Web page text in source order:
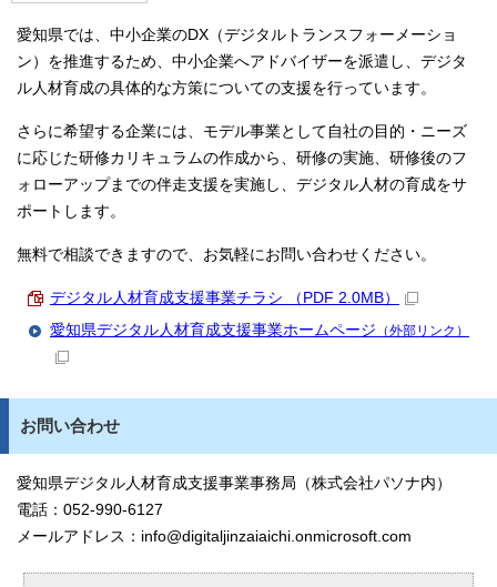
愛知県では、中小企業のDX（デジタルトランスフォーメーショ
ン）を推進するため、中小企業へアドバイザーを派遣し、デジタ
ル人材育成の具体的な方策についての支援を行っています。
さらに希望する企業には、モデル事業として自社の目的・ニーズ
に応じた研修カリキュラムの作成から、研修の実施、研修後のフ
ォローアップまでの伴走支援を実施し、デジタル人材の育成をサ
ポートします。
無料で相談できますので、お気軽にお問い合わせください。
デジタル人材育成支援事業チラシ （PDF 2.0MB）
愛知県デジタル人材育成支援事業ホームページ （外部リンク）
お問い合わせ
愛知県デジタル人材育成支援事業事務局（株式会社パソナ内）
電話：052-990-6127
メールアドレス：info@digitaljinzaiaichi.onmicrosoft.com